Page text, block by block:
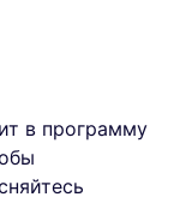
в программу